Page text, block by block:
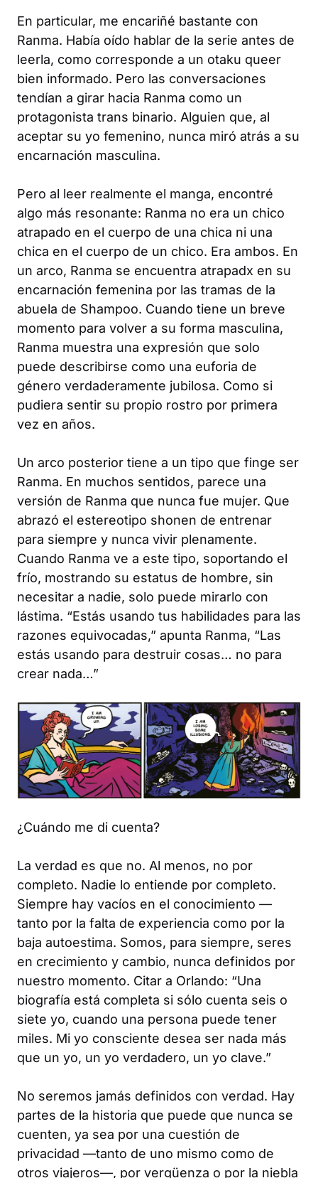
En particular, me encariñé bastante con
Ranma. Había oído hablar de la serie antes de
leerla, como corresponde a un otaku queer
bien informado. Pero las conversaciones
tendían a girar hacia Ranma como un
protagonista trans binario. Alguien que, al
aceptar su yo femenino, nunca miró atrás a su
encarnación masculina.
Pero al leer realmente el manga, encontré
algo más resonante: Ranma no era un chico
atrapado en el cuerpo de una chica ni una
chica en el cuerpo de un chico. Era ambos. En
un arco, Ranma se encuentra atrapadx en su
encarnación femenina por las tramas de la
abuela de Shampoo. Cuando tiene un breve
momento para volver a su forma masculina,
Ranma muestra una expresión que solo
puede describirse como una euforia de
género verdaderamente jubilosa. Como si
pudiera sentir su propio rostro por primera
vez en años.
Un arco posterior tiene a un tipo que finge ser
Ranma. En muchos sentidos, parece una
versión de Ranma que nunca fue mujer. Que
abrazó el estereotipo shonen de entrenar
para siempre y nunca vivir plenamente.
Cuando Ranma ve a este tipo, soportando el
frío, mostrando su estatus de hombre, sin
necesitar a nadie, solo puede mirarlo con
lástima. “Estás usando tus habilidades para las
razones equivocadas,” apunta Ranma, “Las
estás usando para destruir cosas… no para
crear nada…”
¿Cuándo me di cuenta?
La verdad es que no. Al menos, no por
completo. Nadie lo entiende por completo.
Siempre hay vacíos en el conocimiento —
tanto por la falta de experiencia como por la
baja autoestima. Somos, para siempre, seres
en crecimiento y cambio, nunca definidos por
nuestro momento. Citar a Orlando: “Una
biografía está completa si sólo cuenta seis o
siete yo, cuando una persona puede tener
miles. Mi yo consciente desea ser nada más
que un yo, un yo verdadero, un yo clave.”
No seremos jamás definidos con verdad. Hay
partes de la historia que puede que nunca se
cuenten, ya sea por una cuestión de
privacidad —tanto de uno mismo como de
otros viajeros—, por vergüenza o por la niebla